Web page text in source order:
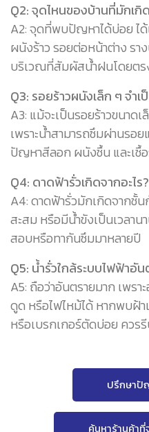
Q2: จุดไหนของบ้านที่มักเ
A2: จุดที่พบปัญหาได้บ่อย ไ
ผนังร้าว รอยต่อหน้าต่าง ราง
บริเวณที่สัมผัสน้ำฝนโดยตร
Q3: รอยร้าวผนังเล็ก ๆ จำ
A3: แม้จะเป็นรอยร้าวขนาด
เพราะน้ำสามารถซึมผ่านรอ
ปัญหาสีลอก ผนังชื้น และเชื้อ
Q4: ดาดฟ้ารั่วเกิดจากอะไร?
A4: ดาดฟ้ารั่วมักเกิดจากชั้
สะสม หรือมีน้ำขังเป็นเวลาน
สอบหรือทากันซึมมาหลายปี
Q5: น้ำรั่วใกล้ระบบไฟฟ้าอั
A5: ถือว่าอันตรายมาก เพรา
ดูด หรือไฟไหม้ได้ หากพบฝ้
หรือเบรกเกอร์ตัดบ่อย ควร
ปรึกษาปั
ค้นหาร้านค้า